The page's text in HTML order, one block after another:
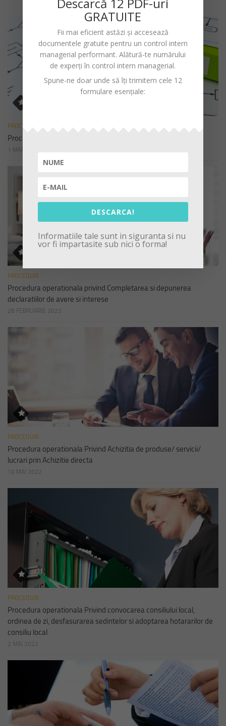
PROCEDURI
Procedura de sistem privind declararea cadourilor
1 MARTIE 2023
PROCEDURI
Procedura operationala privind Completarea si depunerea
declaratiilor de avere si interese
28 FEBRUARIE 2023
PROCEDURI
Procedura operationala Privind Achizitia de produse/ servicii/
lucrari prin Achizitie directa
10 MAI 2022
PROCEDURI
Procedura operationala Privind convocarea consiliului local,
ordinea de zi, desfasurarea sedintelor si adoptarea hotararilor de
consiliu local
2 MAI 2022
GRATUITE
Fii mai eficient astăzi și accesează
documentele gratuite pentru un control intern
managerial performant. Alătură-te numărului
de experți în control intern managerial.
Spune-ne doar unde să îți trimitem cele 12
formulare esențiale:
DESCARCA!
Informatiile tale sunt in siguranta si nu
vor fi impartasite sub nici o forma!